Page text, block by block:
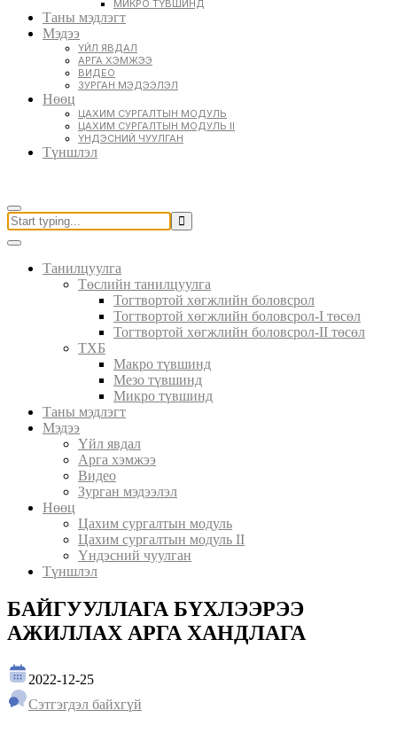
МИКРО ТҮВШИНД
Таны мэдлэгт
Мэдээ
ҮЙЛ ЯВДАЛ
АРГА ХЭМЖЭЭ
ВИДЕО
ЗУРГАН МЭДЭЭЛЭЛ
Нөөц
ЦАХИМ СУРГАЛТЫН МОДУЛЬ
ЦАХИМ СУРГАЛТЫН МОДУЛЬ II
ҮНДЭСНИЙ ЧУУЛГАН
Түншлэл
Танилцуулга
Төслийн танилцуулга
Тогтвортой хөгжлийн боловсрол
Тогтвортой хөгжлийн боловсрол-I төсөл
Тогтвортой хөгжлийн боловсрол-II төсөл
ТХБ
Макро түвшинд
Мезо түвшинд
Микро түвшинд
Таны мэдлэгт
Мэдээ
Үйл явдал
Арга хэмжээ
Видео
Зурган мэдээлэл
Нөөц
Цахим сургалтын модуль
Цахим сургалтын модуль II
Үндэсний чуулган
Түншлэл
БАЙГУУЛЛАГА БҮХЛЭЭРЭЭ
АЖИЛЛАХ АРГА ХАНДЛАГА
2022-12-25
Сэтгэгдэл байхгүй